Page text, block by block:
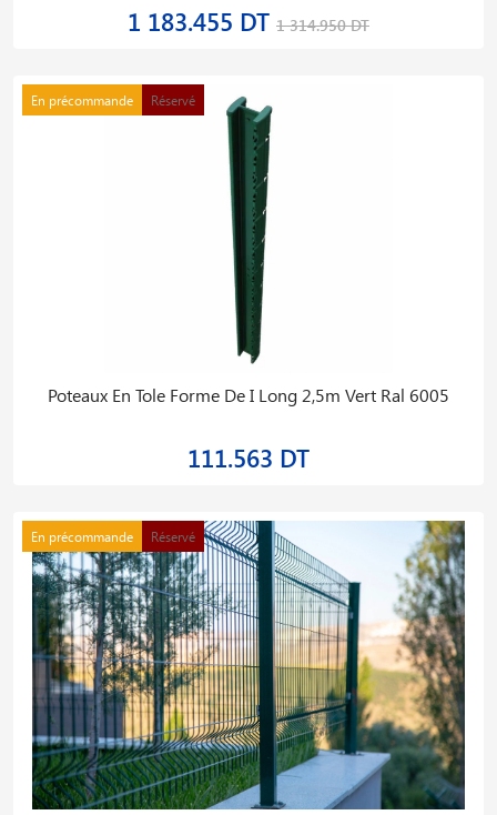
1 183.455 DT 1 314.950 DT
En précommande Réservé
Poteaux En Tole Forme De I Long 2,5m Vert Ral 6005
111.563 DT
En précommande Réservé